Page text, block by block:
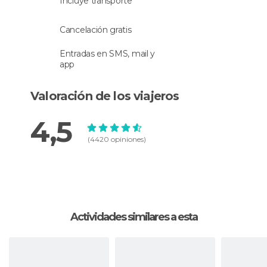
Cancelación gratis
Entradas en SMS, mail y
app
Valoración de los viajeros
4,5 (4420 opiniones)
Actividades similares a esta